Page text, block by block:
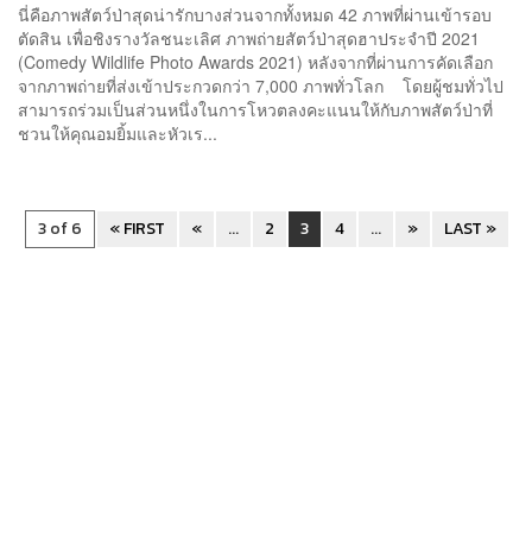
นี่คือภาพสัตว์ป่าสุดน่ารักบางส่วนจากทั้งหมด 42 ภาพที่ผ่านเข้ารอบ
ตัดสิน เพื่อชิงรางวัลชนะเลิศ ภาพถ่ายสัตว์ป่าสุดฮาประจำปี 2021
(Comedy Wildlife Photo Awards 2021) หลังจากที่ผ่านการคัดเลือก
จากภาพถ่ายที่ส่งเข้าประกวดกว่า 7,000 ภาพทั่วโลก โดยผู้ชมทั่วไป
สามารถร่วมเป็นส่วนหนึ่งในการโหวตลงคะแนนให้กับภาพสัตว์ป่าที่
ชวนให้คุณอมยิ้มและหัวเร...
3 of 6 « FIRST « ... 2 3 4 ... » LAST »